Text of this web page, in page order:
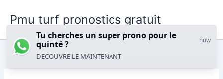
Pmu turf pronostics gratuit
Tu cherches un super prono pour le
quinté ?
now
DECOUVRE LE MAINTENANT